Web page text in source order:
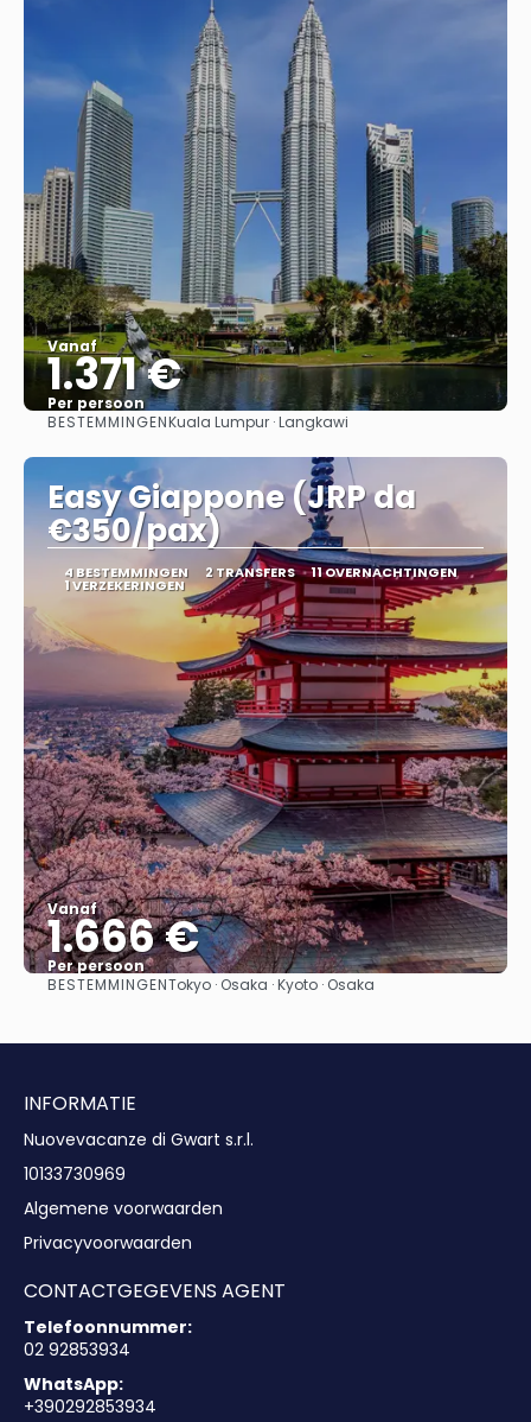
Vanaf
1.371 €
Per persoon
Bekijk
BESTEMMINGENKuala Lumpur · Langkawi
Easy Giappone (JRP da
€350/pax)
4 BESTEMMINGEN 2 TRANSFERS 11 OVERNACHTINGEN
1 VERZEKERINGEN
Vanaf
1.666 €
Per persoon
Bekijk
BESTEMMINGENTokyo · Osaka · Kyoto · Osaka
INFORMATIE
Nuovevacanze di Gwart s.r.l.
10133730969
Algemene voorwaarden
Privacyvoorwaarden
CONTACTGEGEVENS AGENT
Telefoonnummer:
02 92853934
WhatsApp:
+390292853934